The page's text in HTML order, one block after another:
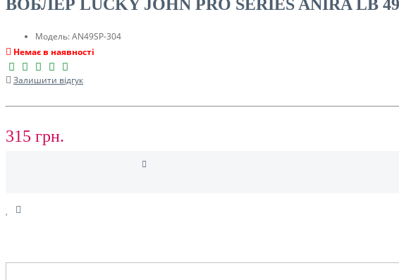
ВОБЛЕР LUCKY JOHN PRO SERIES ANIRA LB
Модель:AN49SP-304
Немає в наявності
Залишити відгук
315 грн.